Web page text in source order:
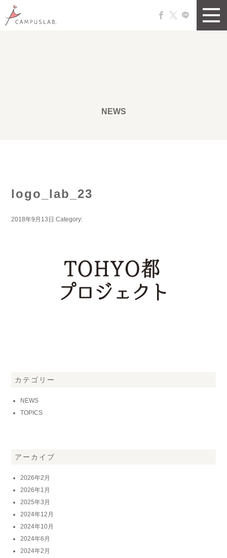
NEWS
logo_lab_23
2018年9月13日 Category:
カテゴリー
NEWS
TOPICS
アーカイブ
2026年2月
2026年1月
2025年3月
2024年12月
2024年10月
2024年6月
2024年2月